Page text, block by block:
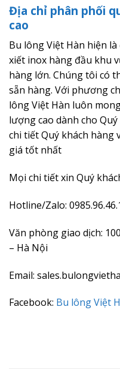
Địa chỉ phân phối
cao
Bu lông Việt Hàn hiện
xiết inox hàng đầu khu
hàng lớn. Chúng tôi có
sẵn hàng. Với phương
lông Việt Hàn luôn
lượng cao dành cho
chi tiết Quý khách hàng
giá tốt nhất
Mọi chi tiết xin Quý
Hotline/Zalo:
Văn phòng giao dịch:
– Hà Nội
Email:
Facebook: Bu lông Việt